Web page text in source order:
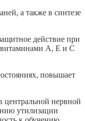
а также в синтезе
действие при
витаминами А, Е и С
повышает
центральной нервной
утилизации